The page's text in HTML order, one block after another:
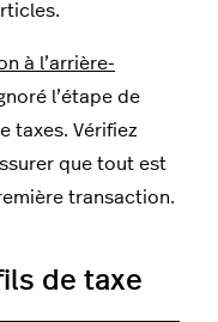
à l’arrière-
l’étape de
taxes. Vérifiez
que tout est
transaction.
de taxe